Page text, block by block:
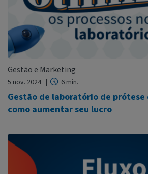
Gestão e Marketing
5 nov. 2024 6 min.
Gestão de laboratório de
como aumentar seu lucro